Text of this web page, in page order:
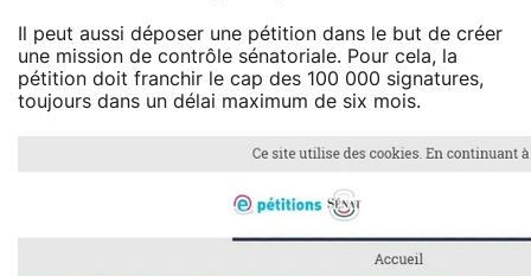
Il peut aussi déposer une pétition dans le but de créer
une mission de contrôle sénatoriale. Pour cela, la
pétition doit franchir le cap des 100 000 signatures,
toujours dans un délai maximum de six mois.